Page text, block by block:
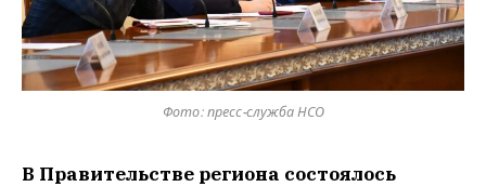
Фото: пресс-служба НСО
В Правительстве региона состоялось